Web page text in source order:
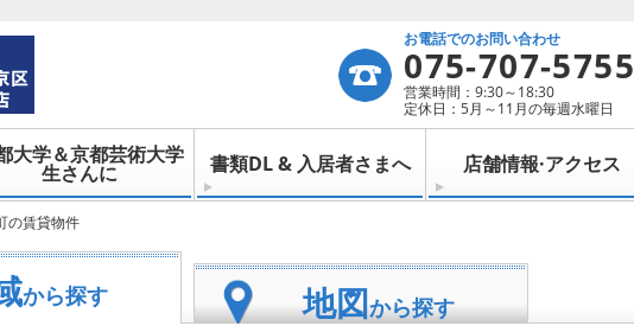
お電話でのお問い合わせ
075-707-5755
営業時間：9:30～18:30
定休日：5月～11月の毎週水曜日
大学＆京都芸術大学
生さんに 書類DL & 入居者さまへ 店舗情報·アクセス
の賃貸物件
から探す 地図から探す